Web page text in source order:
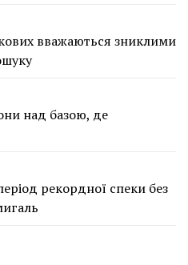
вважаються зниклими
над базою, де
рекордної спеки без